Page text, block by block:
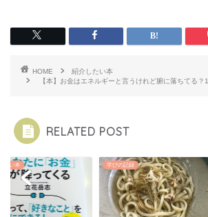
HOME
紹介したい本
【本】お金はエネルギーと言うけれど腑に落ちてる？1
RELATED POST
たい本 学びの記録